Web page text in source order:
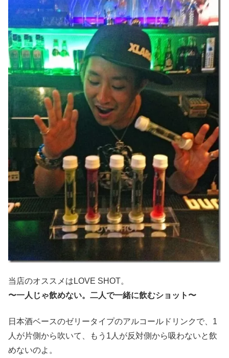
当店のオススメはLOVE SHOT。
〜一人じゃ飲めない。二人で一緒に飲むショット〜
日本酒ベースのゼリータイプのアルコールドリンクで、1
人が片側から吹いて、もう1人が反対側から吸わないと飲
めないのよ。